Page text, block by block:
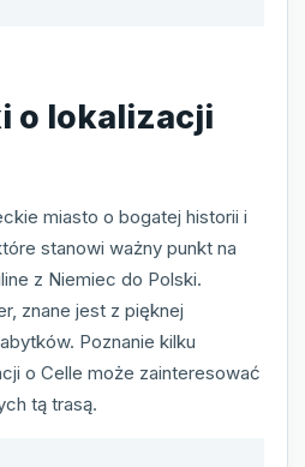
o lokalizacji
miasto o bogatej historii i
stanowi ważny punkt na
z Niemiec do Polski.
znane jest z pięknej
Poznanie kilku
o Celle może zainteresować
tą trasą.